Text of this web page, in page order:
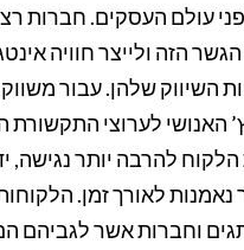
עולם העסקים. חברות
הזה ולייצר חוויה
השיווק שלהן. עבור
האנושי לערוצי התקשורת
להרבה יותר נגישה,
נאמנות לאורך זמן.
וחברות אשר לגביהם